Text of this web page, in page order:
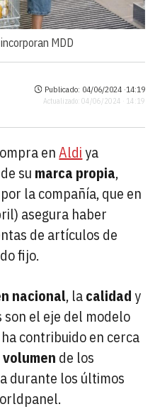
MDD
Publicado: 04/06/2024 ·14:19
Actualizado: 04/06/2024 · 14:19
enAldiya
su marca propia,
la compañía, que en
asegura haber
de artículos de
fijo.
nacional, lacalidady
el eje del modelo
contribuido en cerca
de los
durante los últimos